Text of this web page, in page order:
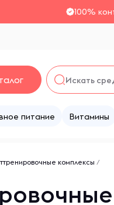
100%
питание Витамины
комплексы /